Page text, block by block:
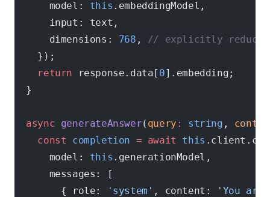
      model:
this .embeddingModel,
      input: text,
      dimensions:
768 ,
// explicitly
    });
    return
response.data[ 0].embedding;
  }
  async
generateAnswer( query : string ,
    const
completion = await this
      model:
this .generationModel,
      messages: [
        { role:
'system' , content:
'You